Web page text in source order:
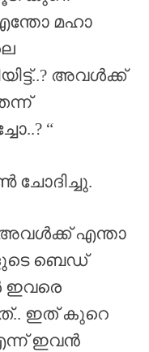
മഹാ
അവൾക്ക്
“
ചോദിച്ചു.
എന്താ
ബെഡ്
ഇവരെ
ഇത് കുറെ
ഇവൻ